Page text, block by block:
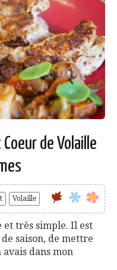
de Volaille
Volaille
et très simple. Il est
saison, de mettre
avais dans mon